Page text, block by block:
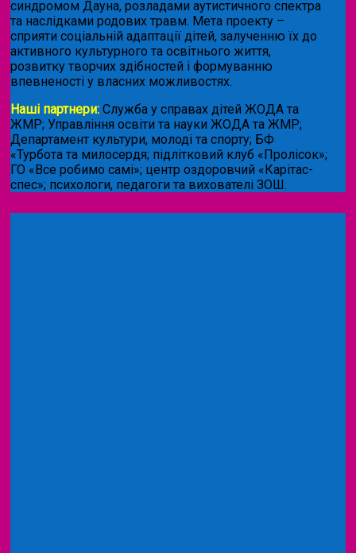
синдромом Дауна, розладами аутистичного спектра
та наслідками родових травм. Мета проекту –
сприяти соціальній адаптації дітей, залученню їх до
активного культурного та освітнього життя,
розвитку творчих здібностей і формуванню
впевненості у власних можливостях.
Наші партнери: Служба у справах дітей ЖОДА та
ЖМР; Управління освіти та науки ЖОДА та ЖМР;
Департамент культури, молоді та спорту; БФ
«Турбота та милосердя; підлітковий клуб «Пролісок»;
ГО «Все робимо самі»; центр оздоровчий «Карітас-
спес»; психологи, педагоги та вихователі ЗОШ.